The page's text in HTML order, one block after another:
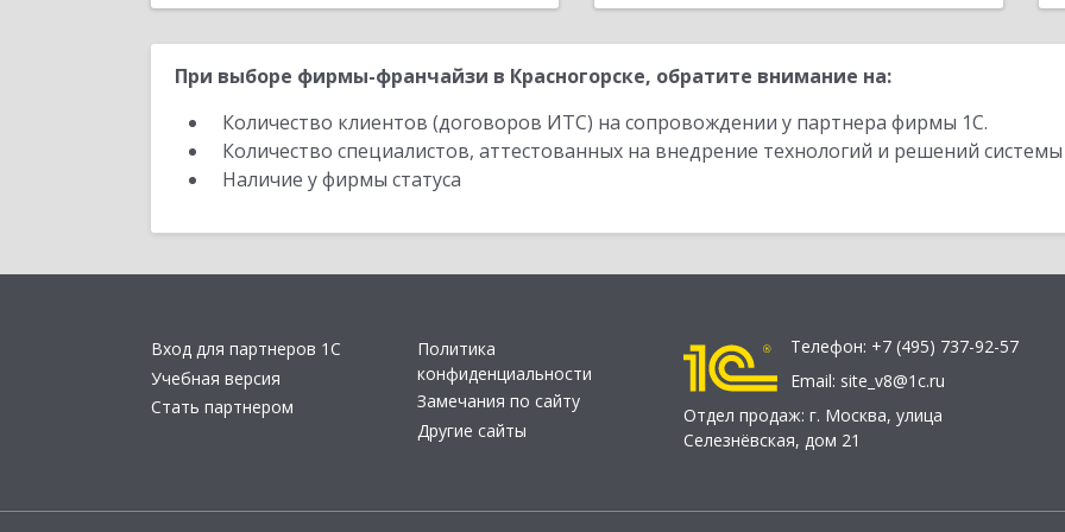
При выборе фирмы-франчайзи в Красногорске, обратите внимание на:
Количество клиентов (договоров ИТС) на сопровождении у партнера фирмы 1С.
Количество специалистов, аттестованных на внедрение технологий и решений
Наличие у фирмы статуса
Вход для партнеров 1С
Учебная версия
Стать партнером
Политика
конфиденциальности
Замечания по сайту
Другие сайты
Телефон: +7 (495) 737-92-57
Email: site_v8@1c.ru
Отдел продаж: г. Москва, улица
Селезнёвская, дом 21